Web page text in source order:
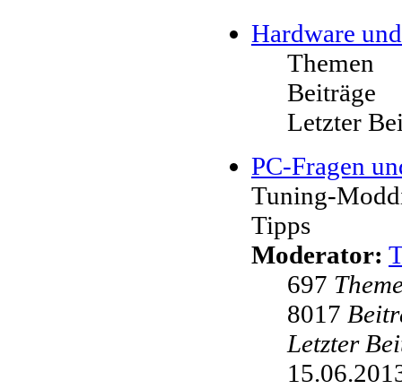
Hardware
Themen
Beiträge
Letzter
PC-Fragen
Tuning-
Tipps
Moderator:
697
8017
Letzter